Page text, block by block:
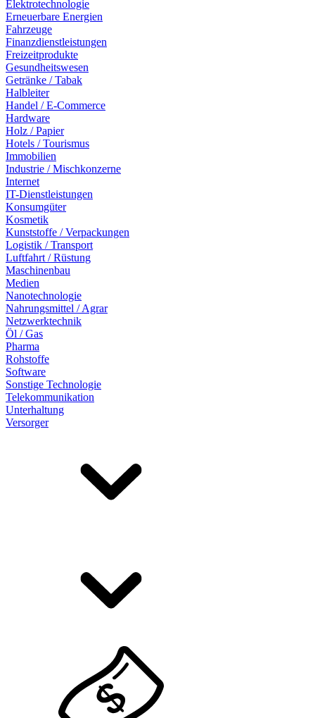
Elektrotechnologie
Erneuerbare Energien
Fahrzeuge
Finanzdienstleistungen
Freizeitprodukte
Gesundheitswesen
Getränke / Tabak
Halbleiter
Handel / E-Commerce
Hardware
Holz / Papier
Hotels / Tourismus
Immobilien
Industrie / Mischkonzerne
Internet
IT-Dienstleistungen
Konsumgüter
Kosmetik
Kunststoffe / Verpackungen
Logistik / Transport
Luftfahrt / Rüstung
Maschinenbau
Medien
Nanotechnologie
Nahrungsmittel / Agrar
Netzwerktechnik
Öl / Gas
Pharma
Rohstoffe
Software
Sonstige Technologie
Telekommunikation
Unterhaltung
Versorger